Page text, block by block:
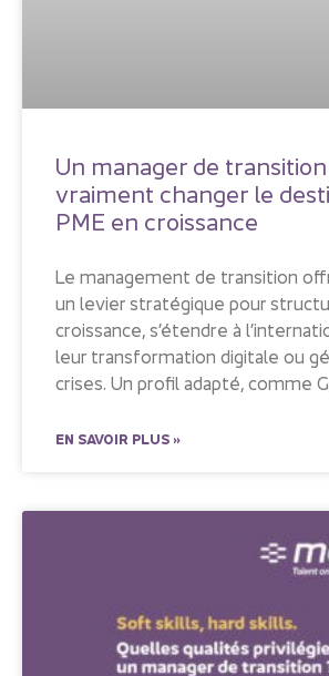
Un manager de
vraiment changer le
PME en croissance
Le management de transition
un levier stratégique pour
croissance, s’étendre à
leur transformation digitale ou
crises. Un profil adapté, comme
EN SAVOIR PLUS »